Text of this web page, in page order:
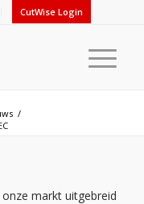
CutWise Login
/
markt uitgebreid